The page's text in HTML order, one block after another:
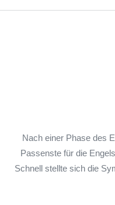
Nach einer Phase des
Passenste für die
Schnell stellte sich die